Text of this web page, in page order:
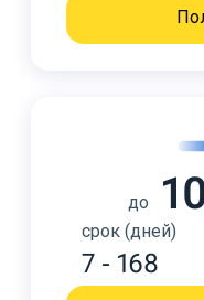
до
срок (дней)
7 - 168